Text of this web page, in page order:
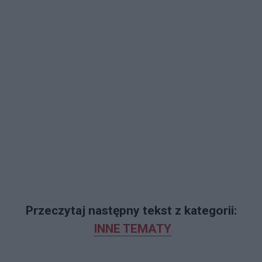
Przeczytaj następny tekst z kategorii:
INNE TEMATY